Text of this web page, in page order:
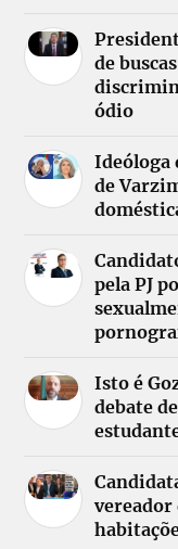
de
ódio
Ideóloga
de
pela PJ
Isto é
debate
vereador